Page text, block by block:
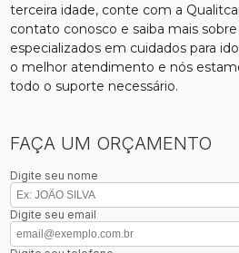
terceira idade, conte com a
contato conosco e saiba mais
especializados em cuidados para
o melhor atendimento e nós
todo o suporte necessário.
FAÇA UM ORÇAMENTO
Digite seu nome
Digite seu email